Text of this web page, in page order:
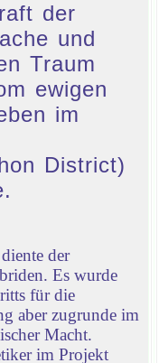
der
und
Traum
ewigen
im
District)
der
Es wurde
für die
aber zugrunde im
Macht.
im Projekt